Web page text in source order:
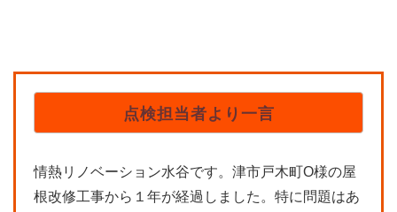
点検担当者より一言
情熱リノベーション水谷です。津市戸木町O様の屋
根改修工事から１年が経過しました。特に問題はあ